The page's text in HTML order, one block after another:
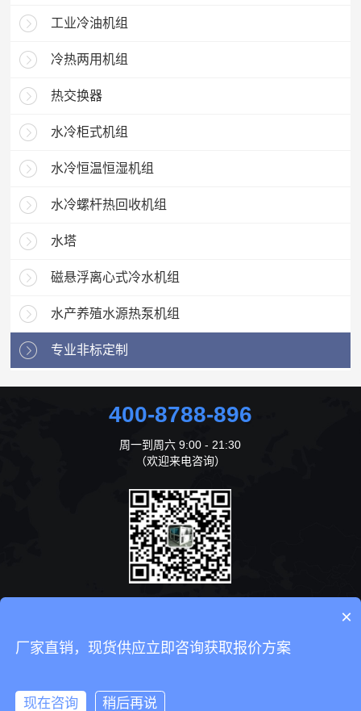
工业冷油机组
冷热两用机组
热交换器
水冷柜式机组
水冷恒温恒湿机组
水冷螺杆热回收机组
水塔
磁悬浮离心式冷水机组
水产养殖水源热泵机组
专业非标定制
400-8788-896
周一到周六 9:00 - 21:30
（欢迎来电咨询）
×
厂家直销，现货供应立即咨询获取报价方案
现在咨询
稍后再说